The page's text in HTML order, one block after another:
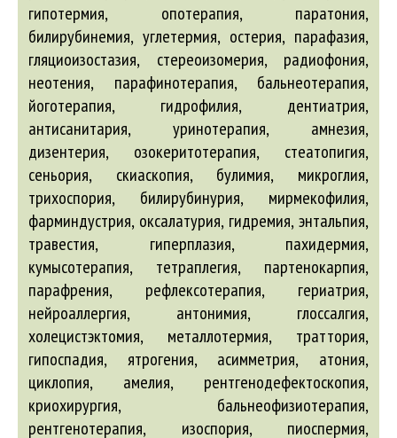
гипотермия, опотерапия, паратония,
билирубинемия, углетермия, остерия, парафазия,
гляциоизостазия, стереоизомерия, радиофония,
неотения, парафинотерапия, бальнеотерапия,
йоготерапия, гидрофилия, дентиатрия,
антисанитария, уринотерапия, амнезия,
дизентерия, озокеритотерапия, стеатопигия,
сеньория, скиаскопия, булимия, микроглия,
трихоспория, билирубинурия, мирмекофилия,
фарминдустрия, оксалатурия, гидремия, энтальпия,
травестия, гиперплазия, пахидермия,
кумысотерапия, тетраплегия, партенокарпия,
парафрения, рефлексотерапия, гериатрия,
нейроаллергия, антонимия, глоссалгия,
холецистэктомия, металлотермия, траттория,
гипоспадия, ятрогения, асимметрия, атония,
циклопия, амелия, рентгенодефектоскопия,
криохирургия, бальнеофизиотерапия,
рентгенотерапия, изоспория, пиоспермия,